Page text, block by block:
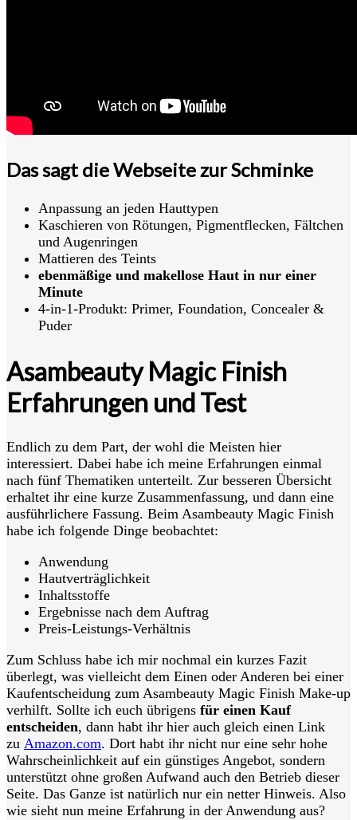
Das sagt die Webseite zur Schminke
Anpassung an jeden Hauttypen
Kaschieren von Rötungen, Pigmentflecken, Fältchen
und Augenringen
Mattieren des Teints
ebenmäßige und makellose Haut in nur einer
Minute
4-in-1-Produkt: Primer, Foundation, Concealer &
Puder
Asambeauty Magic Finish
Erfahrungen und Test
Endlich zu dem Part, der wohl die Meisten hier
interessiert. Dabei habe ich meine Erfahrungen einmal
nach fünf Thematiken unterteilt. Zur besseren Übersicht
erhaltet ihr eine kurze Zusammenfassung, und dann eine
ausführlichere Fassung. Beim Asambeauty Magic Finish
habe ich folgende Dinge beobachtet:
Anwendung
Hautverträglichkeit
Inhaltsstoffe
Ergebnisse nach dem Auftrag
Preis-Leistungs-Verhältnis
Zum Schluss habe ich mir nochmal ein kurzes Fazit
überlegt, was vielleicht dem Einen oder Anderen bei einer
Kaufentscheidung zum Asambeauty Magic Finish Make-up
verhilft. Sollte ich euch übrigens für einen Kauf
entscheiden, dann habt ihr hier auch gleich einen Link
zu Amazon.com. Dort habt ihr nicht nur eine sehr hohe
Wahrscheinlichkeit auf ein günstiges Angebot, sondern
unterstützt ohne großen Aufwand auch den Betrieb dieser
Seite. Das Ganze ist natürlich nur ein netter Hinweis. Also
wie sieht nun meine Erfahrung in der Anwendung aus?